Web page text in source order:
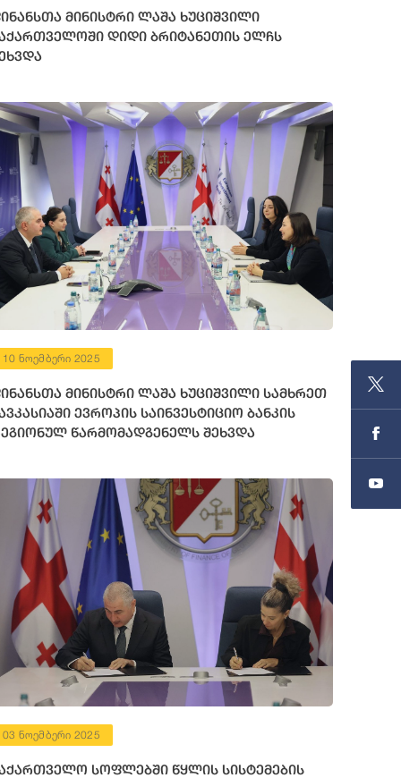
მინისტრი ლაშა ხუციშვილი
დიდი ბრიტანეთის ელჩს
10 ნოემბერი 2025
მინისტრი ლაშა ხუციშვილი სამხრეთ
ევროპის საინვესტიციო ბანკის
წარმომადგენელს შეხვდა
03 ნოემბერი 2025
სოფლებში წყლის სისტემების